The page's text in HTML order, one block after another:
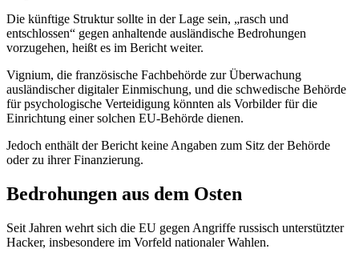
Die künftige Struktur sollte in der Lage sein, „rasch und
entschlossen“ gegen anhaltende ausländische Bedrohungen
vorzugehen, heißt es im Bericht weiter.
Vignium, die französische Fachbehörde zur Überwachung
ausländischer digitaler Einmischung, und die schwedische Behörde
für psychologische Verteidigung könnten als Vorbilder für die
Einrichtung einer solchen EU-Behörde dienen.
Jedoch enthält der Bericht keine Angaben zum Sitz der Behörde
oder zu ihrer Finanzierung.
Bedrohungen aus dem Osten
Seit Jahren wehrt sich die EU gegen Angriffe russisch unterstützter
Hacker, insbesondere im Vorfeld nationaler Wahlen.